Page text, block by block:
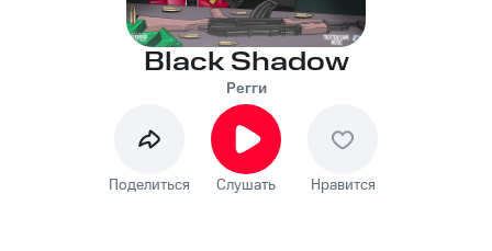
Black Shadow
Регги
Поделиться Слушать Нравится